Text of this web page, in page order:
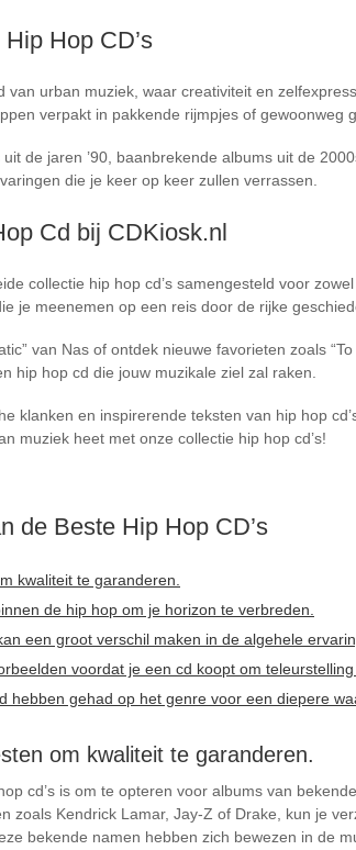
Hop CD’s
van urban muziek, waar creativiteit en
verpakt in pakkende rijmpjes of gewoonweg
de jaren ’90, baanbrekende albums uit de
die je keer op keer zullen verrassen.
Cd bij CDKiosk.nl
collectie hip hop cd’s samengesteld voor
je meenemen op een reis door de rijke
van Nas of ontdek nieuwe favorieten zoals
hip hop cd die jouw muzikale ziel zal raken.
klanken en inspirerende teksten van hip hop
muziek heet met onze collectie hip hop cd’s!
de Beste Hip Hop CD’s
kwaliteit te garanderen.
de hip hop om je horizon te verbreden.
een groot verschil maken in de algehele
voordat je een cd koopt om
hebben gehad op het genre voor een diepere
om kwaliteit te garanderen.
cd’s is om te opteren voor albums van
zoals Kendrick Lamar, Jay-Z of Drake, kun je
bekende namen hebben zich bewezen in de